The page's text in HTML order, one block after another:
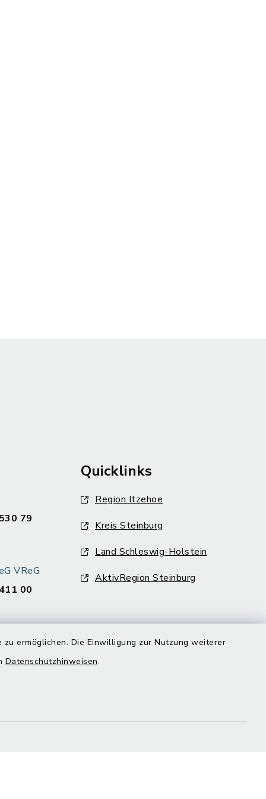
ermöglichen. Die Einwilligung zur Nutzung weiterer
Datenschutzhinweisen.
Dateierweiterung: pdf, Dateigröße: 23,16
79
VReG
00
Quicklinks
Region Itzehoe
Kreis Steinburg
Land Schleswig-Holstein
AktivRegion Steinburg